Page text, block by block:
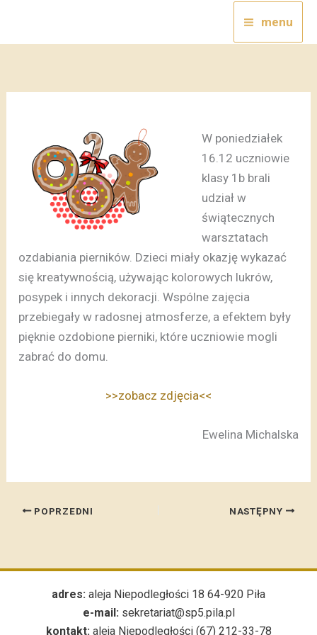
menu
W poniedziałek
16.12 uczniowie
klasy 1b brali
udział w
świątecznych
warsztatach
ozdabiania pierników. Dzieci miały okazję wykazać
się kreatywnością, używając kolorowych lukrów,
posypek i innych dekoracji. Wspólne zajęcia
przebiegały w radosnej atmosferze, a efektem były
pięknie ozdobione pierniki, które uczniowie mogli
zabrać do domu.
>>zobacz zdjęcia<<
Ewelina Michalska
POPRZEDNI NASTĘPNY
adres: aleja Niepodległości 18 64-920 Piła
e-mail: sekretariat@sp5.pila.pl
kontakt: aleja Niepodległości (67) 212-33-78